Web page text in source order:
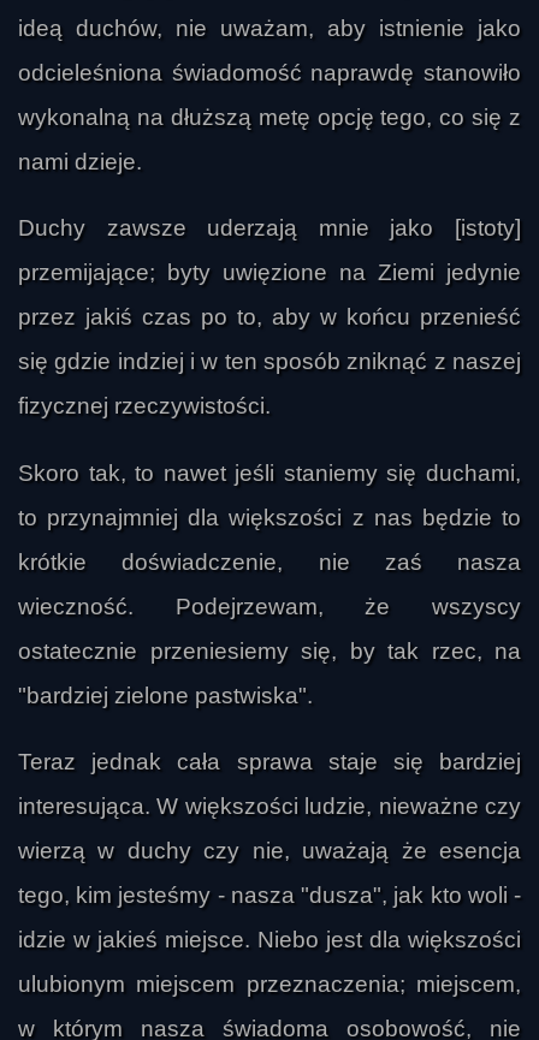
ideą duchów, nie uważam, aby istnienie jako
odcieleśniona świadomość naprawdę stanowiło
wykonalną na dłuższą metę opcję tego, co się z
nami dzieje.
Duchy zawsze uderzają mnie jako [istoty]
przemijające; byty uwięzione na Ziemi jedynie
przez jakiś czas po to, aby w końcu przenieść
się gdzie indziej i w ten sposób zniknąć z naszej
fizycznej rzeczywistości.
Skoro tak, to nawet jeśli staniemy się duchami,
to przynajmniej dla większości z nas będzie to
krótkie doświadczenie, nie zaś nasza
wieczność. Podejrzewam, że wszyscy
ostatecznie przeniesiemy się, by tak rzec, na
"bardziej zielone pastwiska".
Teraz jednak cała sprawa staje się bardziej
interesująca. W większości ludzie, nieważne czy
wierzą w duchy czy nie, uważają że esencja
tego, kim jesteśmy - nasza "dusza", jak kto woli -
idzie w jakieś miejsce. Niebo jest dla większości
ulubionym miejscem przeznaczenia; miejscem,
w którym nasza świadoma osobowość, nie